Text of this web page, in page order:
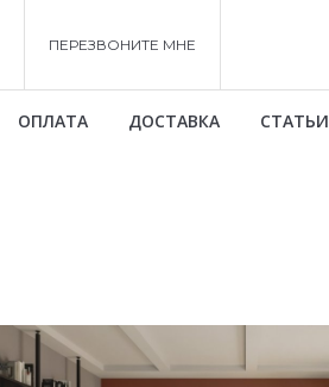
ПЕРЕЗВОНИТЕ МНЕ
ОПЛАТА ДОСТАВКА СТАТЬИ